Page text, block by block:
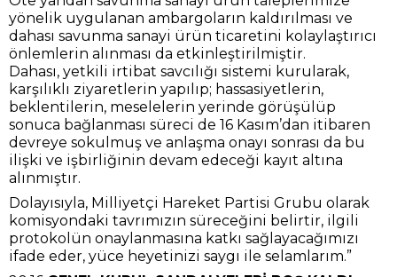
yönelik uygulanan ambargoların kaldırılması ve
dahası savunma sanayi ürün ticaretini kolaylaştırıcı
önlemlerin alınması da etkinleştirilmiştir.
Dahası, yetkili irtibat savcılığı sistemi kurularak,
karşılıklı ziyaretlerin yapılıp; hassasiyetlerin,
beklentilerin, meselelerin yerinde görüşülüp
sonuca bağlanması süreci de 16 Kasım’dan itibaren
devreye sokulmuş ve anlaşma onayı sonrası da bu
ilişki ve işbirliğinin devam edeceği kayıt altına
alınmıştır.
Dolayısıyla, Milliyetçi Hareket Partisi Grubu olarak
komisyondaki tavrımızın süreceğini belirtir, ilgili
protokolün onaylanmasına katkı sağlayacağımızı
ifade eder, yüce heyetinizi saygı ile selamlarım.”